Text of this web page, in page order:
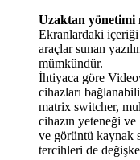
Uzaktan
Ekranlardaki
araçlar sunan
mümkündür.
İhtiyaca göre
cihazları
matrix switcher,
cihazın yeteneği ve
ve görüntü kaynak
tercihleri de